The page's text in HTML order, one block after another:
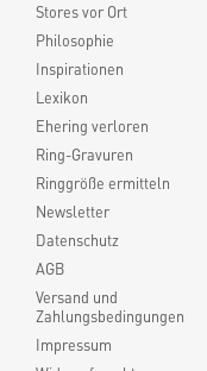
Stores vor Ort
Philosophie
Inspirationen
Lexikon
Ehering verloren
Ring-Gravuren
Ringgröße ermitteln
Newsletter
Datenschutz
AGB
Versand und
Zahlungsbedingungen
Impressum